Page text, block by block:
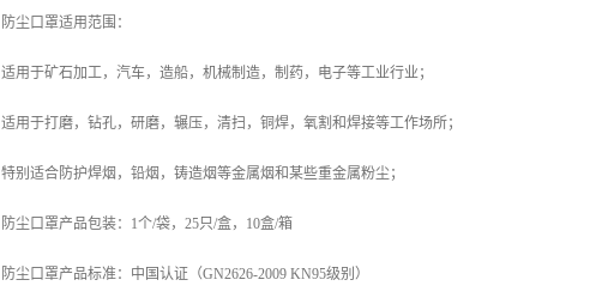
防尘口罩适用范围：
适用于矿石加工，汽车，造船，机械制造，制药，电子等工业行业；
适用于打磨，钻孔，研磨，辗压，清扫，铜焊，氧割和焊接等工作场所；
特别适合防护焊烟，铅烟，铸造烟等金属烟和某些重金属粉尘；
防尘口罩产品包装：1个/袋，25只/盒，10盒/箱
防尘口罩产品标准：中国认证（GN2626-2009 KN95级别）